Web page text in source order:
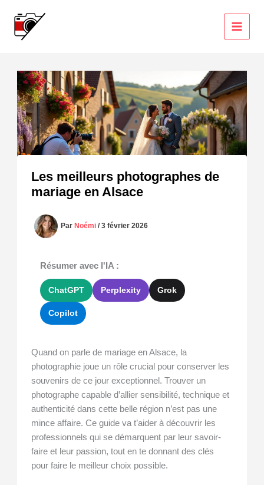
contenu
Les meilleurs photographes de
mariage en Alsace
ParNoémi/3 février 2026
Résumer avec l'IA :
ChatGPT Perplexity Grok
Copilot
Quand on parle de mariage en Alsace, la
photographie joue un rôle crucial pour conserver les
souvenirs de ce jour exceptionnel. Trouver un
photographe capable d’allier sensibilité, technique et
authenticité dans cette belle région n’est pas une
mince affaire. Ce guide va t’aider à découvrir les
professionnels qui se démarquent par leur savoir-
faire et leur passion, tout en te donnant des clés
pour faire le meilleur choix possible.